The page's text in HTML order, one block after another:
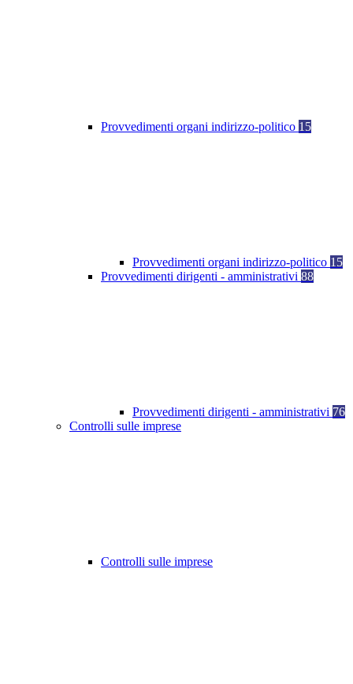
Provvedimenti organi indirizzo-politico 15
Provvedimenti organi indirizzo-politico 15
Provvedimenti dirigenti - amministrativi 88
Provvedimenti dirigenti - amministrativi 76
Controlli sulle imprese
Controlli sulle imprese